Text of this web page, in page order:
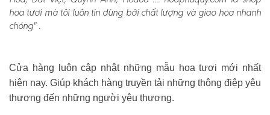
hoa tươi mà tôi luôn tin dùng bởi chất lượng và giao hoa nhanh
chóng" .
Cửa hàng luôn cập nhật những mẫu hoa tươi mới nhất
hiện nay. Giúp khách hàng truyền tải những thông điệp yêu
thương đến những người yêu thương.